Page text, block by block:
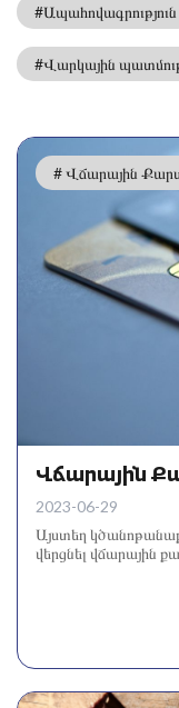
#Ապահովագրություն
#Վարկային
# Վճարային
Վճարային
2023-06-29
Այստեղ
վերցնել վճարային